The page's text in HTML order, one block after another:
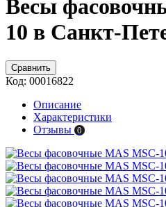
Весы
10 в Санкт-
Сравнить
Код: 00016822
Описание
Характеристики
Отзывы 0